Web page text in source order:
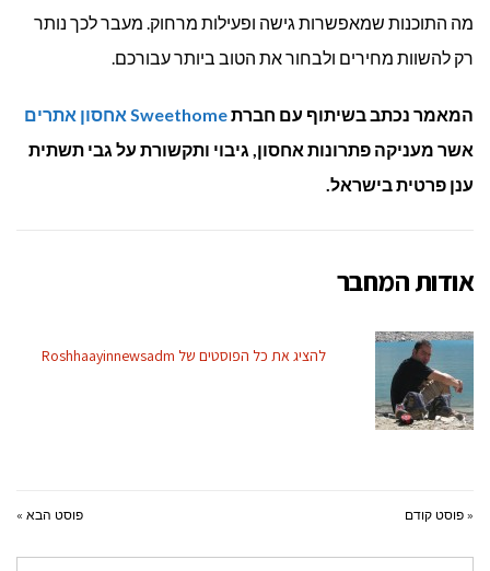
מה התוכנות שמאפשרות גישה ופעילות מרחוק. מעבר לכך נותר
רק להשוות מחירים ולבחור את הטוב ביותר עבורכם.
המאמר נכתב בשיתוף עם חברתSweethome אחסון אתרים
אשר מעניקה פתרונות אחסון, גיבוי ותקשורת על גבי תשתית
ענן פרטית בישראל.
אודות המחבר
להציג את כל הפוסטים של Roshhaayinnewsadm
« פוסט קודם פוסט הבא »